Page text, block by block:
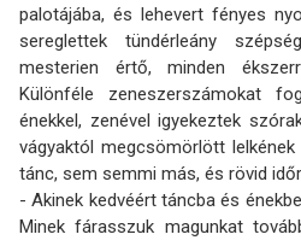
palotájába, és lehevert fényes
sereglettek tündérleány
mesterien értő, minden
Különféle zeneszerszámokat
énekkel, zenével igyekeztek
vágyaktól megcsömörlött
tánc, sem semmi más, és rövid
- Akinek kedvéért táncba és
Minek fárasszuk magunkat